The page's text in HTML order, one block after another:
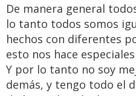
De manera general
lo tanto todos somos
hechos con diferentes
esto nos hace
Y por lo tanto no soy
demás, y tengo todo el